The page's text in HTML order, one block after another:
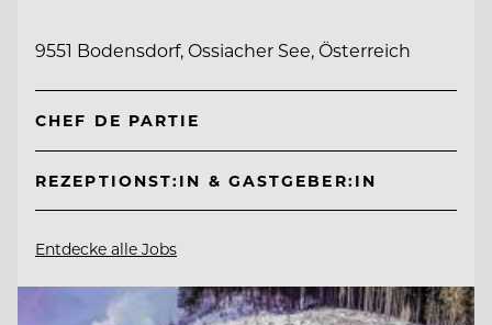
9551 Bodensdorf, Ossiacher See, Österreich
CHEF DE PARTIE
REZEPTIONST:IN & GASTGEBER:IN
Entdecke alle Jobs